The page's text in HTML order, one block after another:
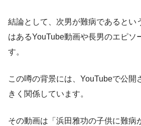
結論として、次男が難病であるとい
はあるYouTube動画や長男のエピソ
す。
この噂の背景には、YouTubeで公開
きく関係しています。
その動画は「浜田雅功の子供に難病